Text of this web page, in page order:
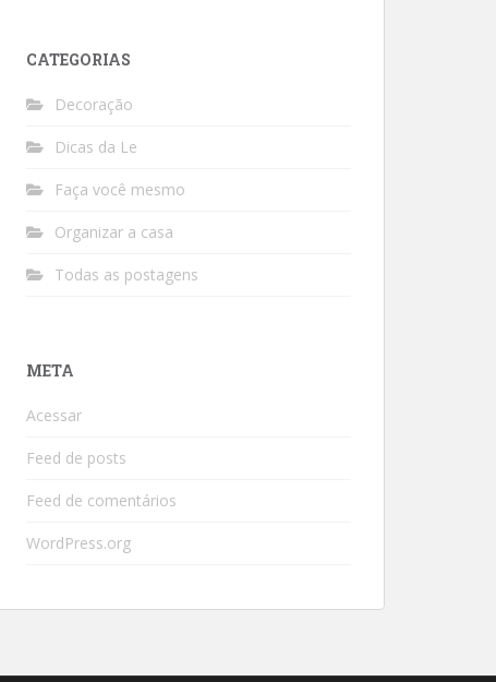
CATEGORIAS
Decoração
Dicas da Le
Faça você mesmo
Organizar a casa
Todas as postagens
META
Acessar
Feed de posts
Feed de comentários
WordPress.org